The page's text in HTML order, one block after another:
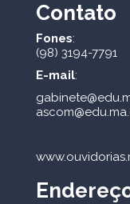
Contato
Fones:
(98) 3194-7791
E-mail: